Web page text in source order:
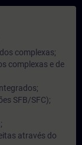
complexas;
complexas e de
SFB/SFC);
através do